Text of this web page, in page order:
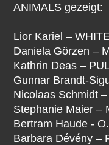
ANIMALS gezeigt:
Lior Kariel –
Daniela Görzen –
Kathrin Deas –
Gunnar Brandt-
Nicolaas Schmidt
Stephanie Maier –
Bertram Haude -
Barbara Dévény –